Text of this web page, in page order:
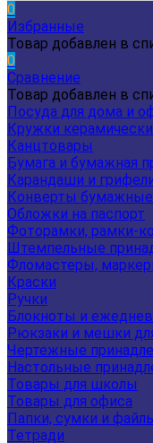
0
Избранные
Товар добавлен в
0
Сравнение
Товар добавлен в
Посуда для дома и
Кружки
Канцтовары
Бумага и бумажная
Карандаши и
Конверты бумажные
Обложки на паспорт
Фоторамки, рамки-
Штемпельные
Фломастеры,
Краски
Ручки
Блокноты и
Рюкзаки и мешки
Чертежные
Настольные
Товары для школы
Товары для офиса
Папки, сумки и
Тетради